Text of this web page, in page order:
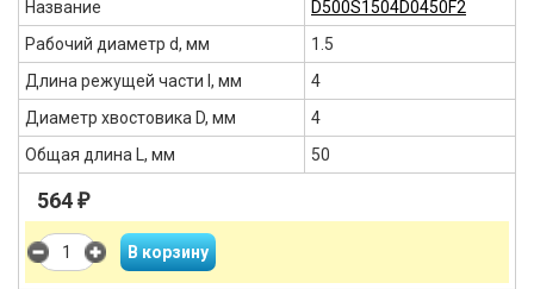
Название
D500S1504D0450F2
Рабочий диаметр d, мм
1.5
Длина режущей части l, мм
4
Диаметр хвостовика D, мм
4
Общая длина L, мм
50
564 ₽